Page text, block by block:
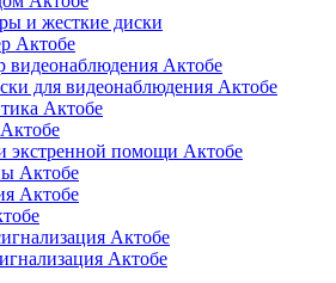
и жесткие диски
Актобе
видеонаблюдения Актобе
для видеонаблюдения Актобе
Актобе
экстренной помощи Актобе
Актобе
Актобе
Актобе
Актобе